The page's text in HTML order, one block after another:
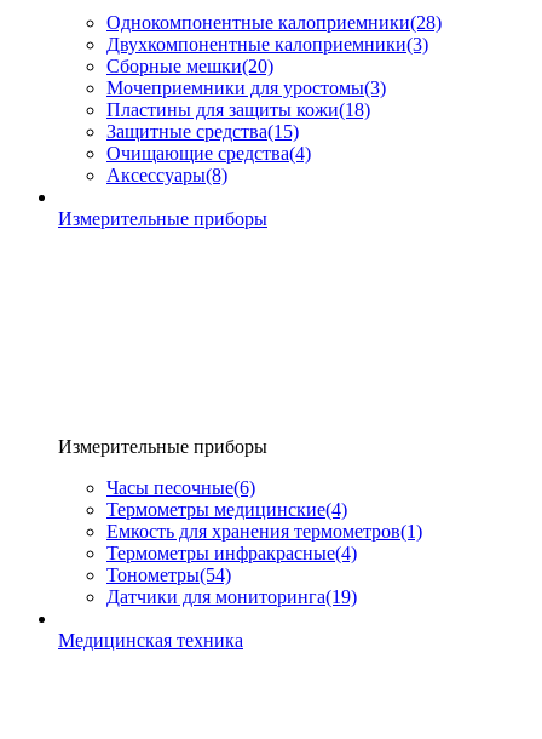
Однокомпонентные калоприемники(28)
Двухкомпонентные калоприемники(3)
Сборные мешки(20)
Мочеприемники для уростомы(3)
Пластины для защиты кожи(18)
Защитные средства(15)
Очищающие средства(4)
Аксессуары(8)
Измерительные приборы
Измерительные приборы
Часы песочные(6)
Термометры медицинские(4)
Емкость для хранения термометров(1)
Термометры инфракрасные(4)
Тонометры(54)
Датчики для мониторинга(19)
Медицинская техника